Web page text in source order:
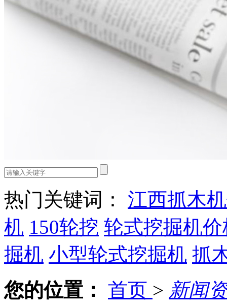
热门关键词： 江西抓木
机 150轮挖 轮式挖掘机
掘机 小型轮式挖掘机 抓
您的位置： 首页 > 新闻